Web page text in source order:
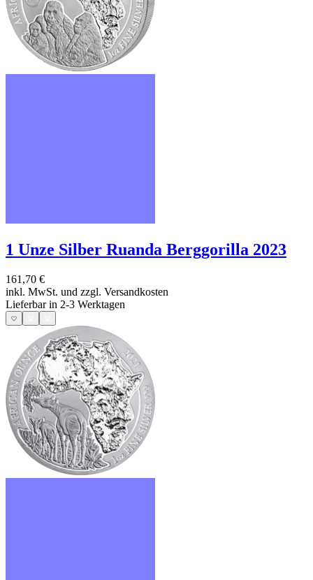
1 Unze Silber Ruanda Berggorilla 2023
161,70 €
inkl. MwSt. und zzgl. Versandkosten
Lieferbar in 2-3 Werktagen